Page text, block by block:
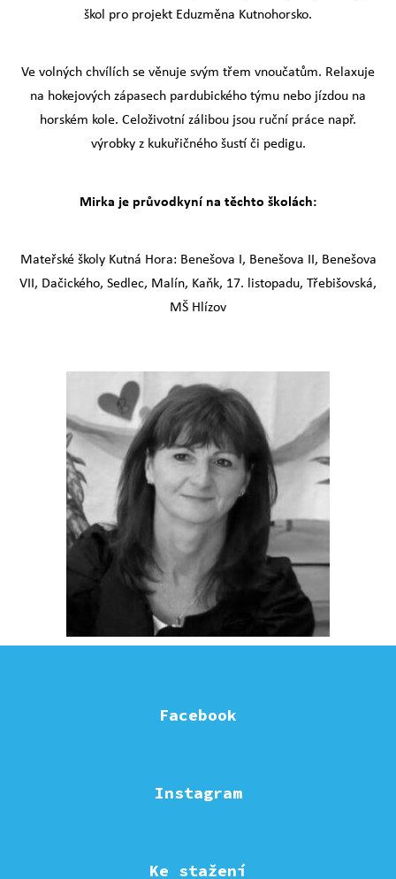
škol pro projekt Eduzměna Kutnohorsko.
Ve volných chvílích se věnuje svým třem vnoučatům. Relaxuje
na hokejových zápasech pardubického týmu nebo jízdou na
horském kole. Celoživotní zálibou jsou ruční práce např.
výrobky z kukuřičného šustí či pedigu.
Mirka je průvodkyní na těchto školách:
Mateřské školy Kutná Hora: Benešova I, Benešova II, Benešova
VII, Dačického, Sedlec, Malín, Kaňk, 17. listopadu, Třebišovská,
MŠ Hlízov
Facebook
Instagram
Ke stažení